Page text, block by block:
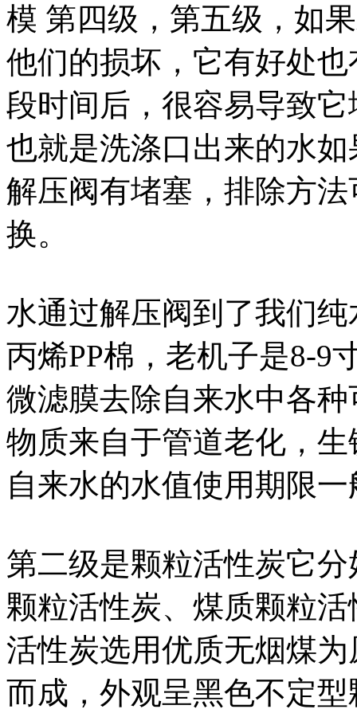
模 第四级，第五级，如
他们的损坏，它有好处
段时间后，很容易导致
也就是洗涤口出来的水
解压阀有堵塞，排除方
换。
水通过解压阀到了我们
丙烯PP棉，老机子是8-9
微滤膜去除自来水中各
物质来自于管道老化，
自来水的水值使用期限
第二级是颗粒活性炭它
颗粒活性炭、煤质颗粒
活性炭选用优质无烟煤
而成，外观呈黑色不定